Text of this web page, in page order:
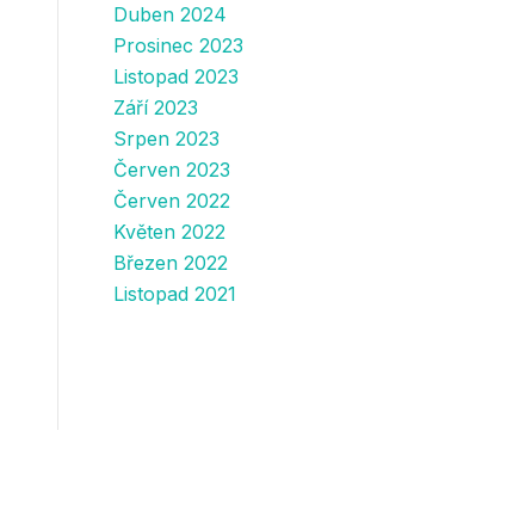
Duben 2024
Prosinec 2023
Listopad 2023
Září 2023
Srpen 2023
Červen 2023
Červen 2022
Květen 2022
Březen 2022
Listopad 2021